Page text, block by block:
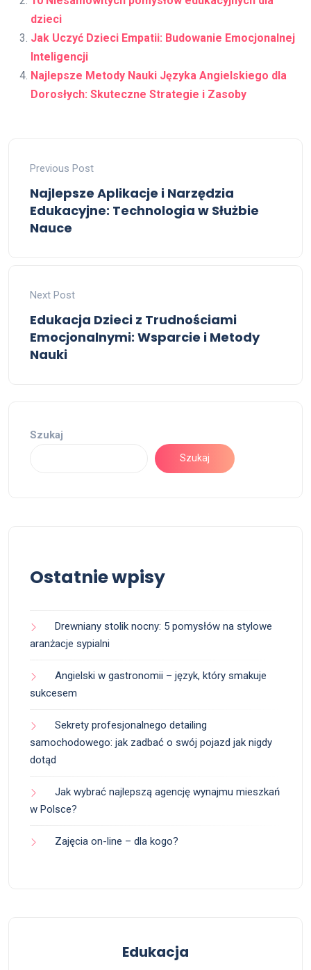
dzieci
Jak Uczyć Dzieci Empatii: Budowanie Emocjonalnej
Inteligencji
Najlepsze Metody Nauki Języka Angielskiego dla
Dorosłych: Skuteczne Strategie i Zasoby
Previous Post
Najlepsze Aplikacje i Narzędzia
Edukacyjne: Technologia w Służbie
Nauce
Next Post
Edukacja Dzieci z Trudnościami
Emocjonalnymi: Wsparcie i Metody
Nauki
Szukaj
Szukaj
Ostatnie wpisy
Drewniany stolik nocny: 5 pomysłów na stylowe
aranżacje sypialni
Angielski w gastronomii – język, który smakuje
sukcesem
Sekrety profesjonalnego detailing
samochodowego: jak zadbać o swój pojazd jak nigdy
dotąd
Jak wybrać najlepszą agencję wynajmu mieszkań
w Polsce?
Zajęcia on-line – dla kogo?
Edukacja